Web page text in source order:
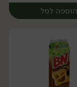
הוספה לסל